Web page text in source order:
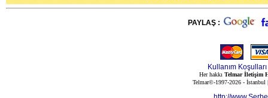
PAYLAŞ :
Kullanım Koşulları
Her hakkı Telmar İletişim
Telmar©-1997-2026 -